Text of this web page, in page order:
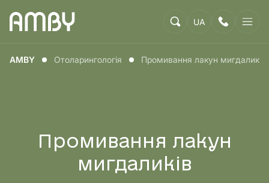
UA
AMBY Отоларингологія Промивання лакун мигдаликів
Промивання лакун
мигдаликів